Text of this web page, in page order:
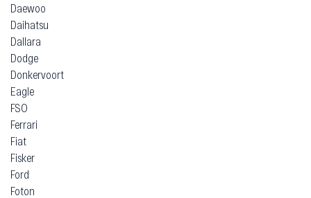
Daewoo
Daihatsu
Dallara
Dodge
Donkervoort
Eagle
FSO
Ferrari
Fiat
Fisker
Ford
Foton